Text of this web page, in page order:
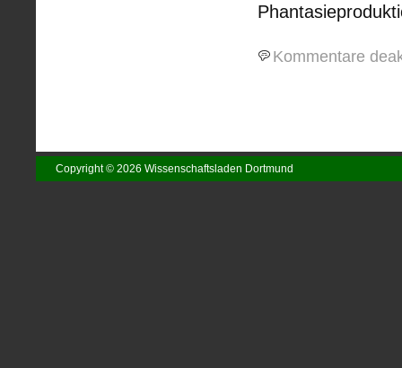
Kommentare
Copyright © 2026 Wissenschaftsladen Dortmund